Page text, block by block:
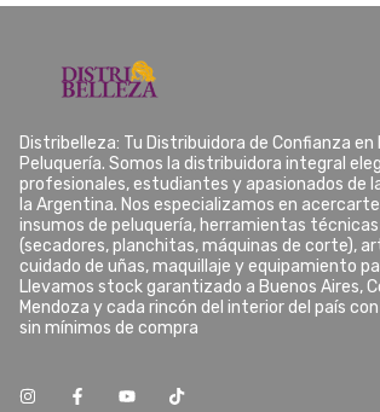
Distribelleza: Tu Distribuidora de Confianza en
Peluquería. Somos la distribuidora integral
profesionales, estudiantes y apasionados de
la Argentina. Nos especializamos en
insumos de peluquería, herramientas
(secadores, planchitas, máquinas de corte),
cuidado de uñas, maquillaje y equipamiento
Llevamos stock garantizado a Buenos Aires,
Mendoza y cada rincón del interior del país
sin mínimos de compra